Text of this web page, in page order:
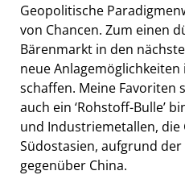
Geopolitische
von Chancen. Zum einen
Bärenmarkt in den
neue
schaffen. Meine Favoriten
auch ein ‘Rohstoff-Bulle’
und Industriemetallen, die
Südostasien, aufgrund
gegenüber China.